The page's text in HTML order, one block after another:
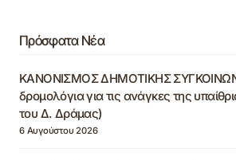
Πρόσφατα Νέα
ΚΑΝΟΝΙΣΜΟΣ ΔΗΜΟΤΙΚΗΣ
δρομολόγια για τις ανάγκες της
του Δ. Δράμας)
6 Αυγούστου 2026